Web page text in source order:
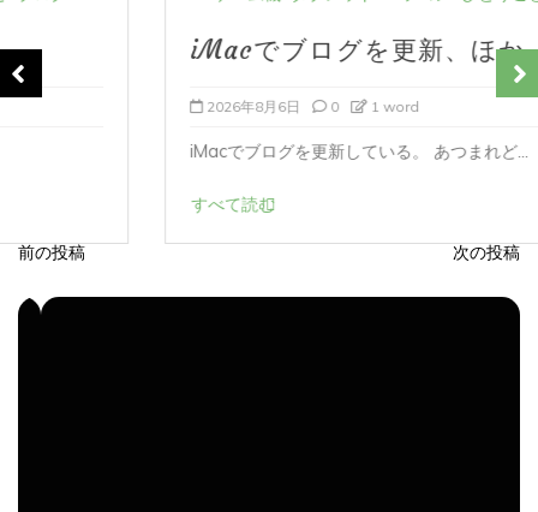
iMacでブログを更新している。 あつまれど...
稿
ナ